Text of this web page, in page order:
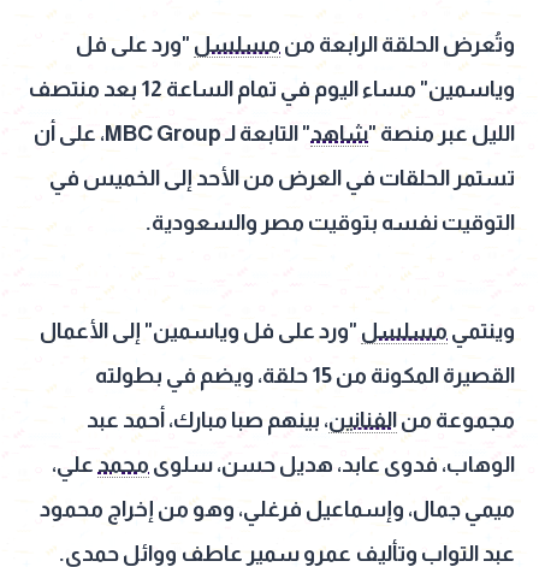
وتُعرض الحلقة الرابعة من مسلسل "ورد على فل
وياسمين" مساء اليوم في تمام الساعة 12 بعد منتصف
الليل عبر منصة "شاهد
" التابعة لـ MBC Group، على أن
تستمر الحلقات في العرض من الأحد إلى الخميس في
التوقيت نفسه بتوقيت مصر والسعودية.
وينتمي مسلسل "ورد على فل وياسمين" إلى الأعمال
القصيرة المكونة من 15 حلقة، ويضم في بطولته
مجموعة من الفنانين، بينهم صبا مبارك، أحمد عبد
الوهاب، فدوى عابد، هديل حسن، سلوى محمد علي،
ميمي جمال، وإسماعيل فرغلي، وهو من إخراج محمود
عبد التواب وتأليف عمرو سمير عاطف ووائل حمدي.